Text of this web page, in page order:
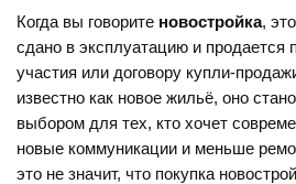
Когда вы говорите новостройка,
сдано в эксплуатацию и продается
участия или договору купли-
известно как новое жильё, оно
выбором для тех, кто хочет
новые коммуникации и меньше
это не значит, что покупка